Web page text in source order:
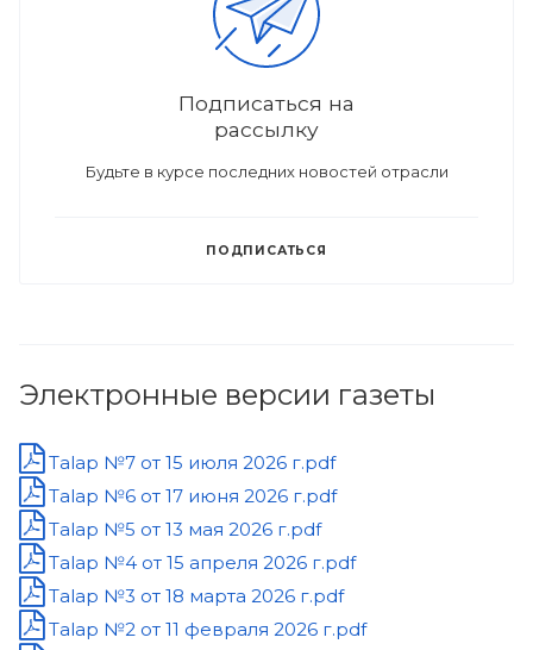
Подписаться на
рассылку
Будьте в курсе последних новостей отрасли
ПОДПИСАТЬСЯ
Электронные версии газеты
Talap №7 от 15 июля 2026 г.pdf
Talap №6 от 17 июня 2026 г.pdf
Talap №5 от 13 мая 2026 г.pdf
Talap №4 от 15 апреля 2026 г.pdf
Talap №3 от 18 марта 2026 г.pdf
Talap №2 от 11 февраля 2026 г.pdf